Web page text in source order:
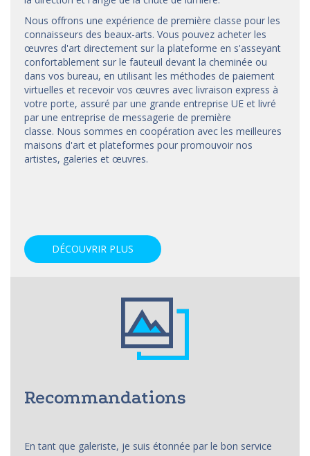
Nous offrons une expérience de première classe pour les
connaisseurs des beaux-arts. Vous pouvez acheter les
œuvres d'art directement sur la plateforme en s'asseyant
confortablement sur le fauteuil devant la cheminée ou
dans vos bureau, en utilisant les méthodes de paiement
virtuelles et recevoir vos œuvres avec livraison express à
votre porte, assuré par une grande entreprise UE et livré
par une entreprise de messagerie de première
classe. Nous sommes en coopération avec les meilleures
maisons d'art et plateformes pour promouvoir nos
artistes, galeries et œuvres.
DÉCOUVRIR PLUS
Recommandations
En tant que galeriste, je suis étonnée par le bon service